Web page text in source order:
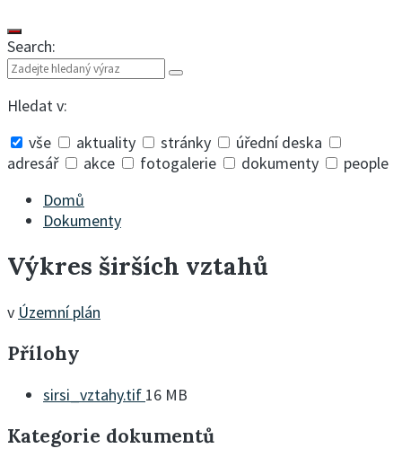
Search:
Hledat v:
vše
aktuality stránky
úřední deska
adresář
akce fotogalerie dokumenty people
search
Domů
Dokumenty
Výkres širších vztahů
v Územní plán
Přílohy
sirsi_vztahy.tif File
16 MB
Kategorie dokumentů